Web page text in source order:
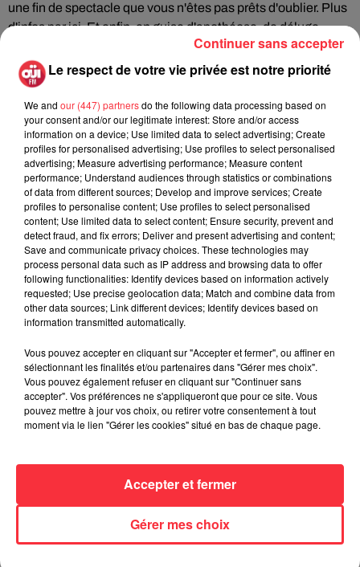
une fin de spectacle que vous n'êtes pas prêts d'oublier. Plus
d'infospar ici. Et enfin, en guise d'apothéose, de déluge
Alternative Rock, la dernière soirée se tiendra le 18
décembre au Point Éphémère, avec une programmation
spéciale qui se garde le meilleur pour la fin :
duo le plus explosif de la scène rock britannique viendra
présenter son premier album en live, et ça s'annonce
dantesque ! Après avoir assuré la première partie de groupe
comme les Arctic Monkeys et conquis la vieille Albion avec
un disque brillant de bout en bout, ils s'apprêtent à jouer aux
côtés des Foo Fighters lors de leur prochaine tournée. Mais
avant ça, c'est au Festival OÜI FM Bring The Noise qu'ils
viendront mettre le feu, et personne ne passera à côté de
l'événement. À leurs côtés, les prolifiquesLoading Data
chouchous de Nick Oliveri et Alain Johannes (ex-Queens of
the Stone Age), et les explosifsSpark Gap, lors d'une soirée
qui s'inscrira dans les annales. Pour plus d'informations, ça
http://www.dailymotion.com/video/x28yl3l_festival-oui-fm-
bring-the-noise-5eme-edition-la-programmation-
complete_music
Fil actus
Le respect de votre vie privée est notre priorité
We and our (447) partnersdo the following data processing based on
your consent and/or our legitimate interest: Store and/or access
information on a device; Use limited data to select advertising; Create
profiles for personalised advertising; Use profiles to select personalised
advertising; Measure advertising performance; Measure content
performance; Understand audiences through statistics or combinations
of data from different sources; Develop and improve services; Create
profiles to personalise content; Use profiles to select personalised
content; Use limited data to select content; Ensure security, prevent and
detect fraud, and fix errors; Deliver and present advertising and content;
Save and communicate privacy choices. These technologies may
process personal data such as IP address and browsing data to offer
following functionalities: Identify devices based on information actively
requested; Use precise geolocation data; Match and combine data from
other data sources; Link different devices; Identify devices based on
information transmitted automatically.
Vous pouvez accepter en cliquant sur "Accepter et fermer", ou affiner en
sélectionnant les finalités et/ou partenaires dans "Gérer mes choix".
Vous pouvez également refuser en cliquant sur "Continuer sans
accepter". Vos préférences ne s'appliqueront que pour ce site. Vous
pouvez mettre à jour vos choix, ou retirer votre consentement à tout
moment via le lien "Gérer les cookies" situé en bas de chaque page.
Gérer mes choix
Accepter et fermer
Continuer sans accepter